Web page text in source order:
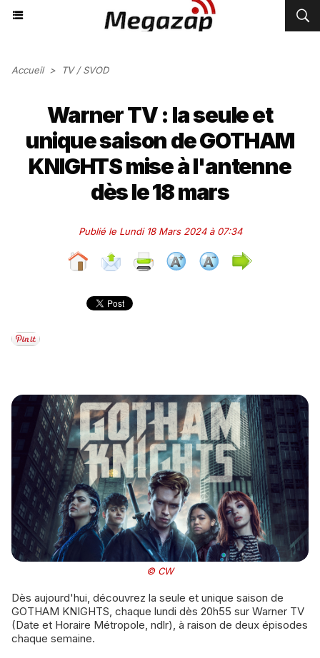
Accueil > TV / SVOD
Warner TV : la seule et
unique saison de GOTHAM
KNIGHTS mise à l'antenne
dès le 18 mars
Publié le Lundi 18 Mars 2024 à 07:34
© CW
Dès aujourd'hui, découvrez la seule et unique saison de
GOTHAM KNIGHTS, chaque lundi dès 20h55 sur Warner TV
(Date et Horaire Métropole, ndlr), à raison de deux épisodes
chaque semaine.